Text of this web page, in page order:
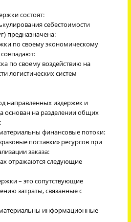
состоят:
себестоимости
предназначена:
по своему экономическому
по своему воздействию на
логистических систем
направленных издержек и
основан на разделении общих
финансовые потоки:
поставки» ресурсов при
заказа:
отражаются следующие
– это сопутствующие
затраты, связанные с
информационные